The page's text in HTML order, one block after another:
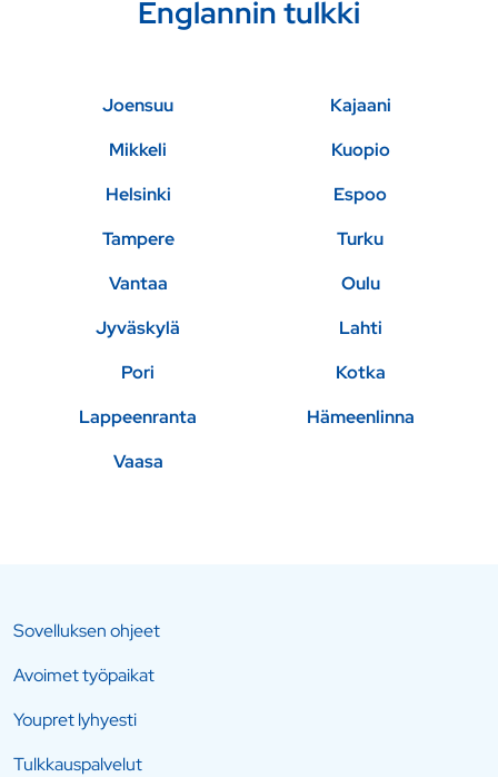
Englannin tulkki
Joensuu
Kajaani
Mikkeli
Kuopio
Helsinki
Espoo
Tampere
Turku
Vantaa
Oulu
Jyväskylä
Lahti
Pori
Kotka
Lappeenranta
Hämeenlinna
Vaasa
Sovelluksen ohjeet
Avoimet työpaikat
Youpret lyhyesti
Tulkkauspalvelut